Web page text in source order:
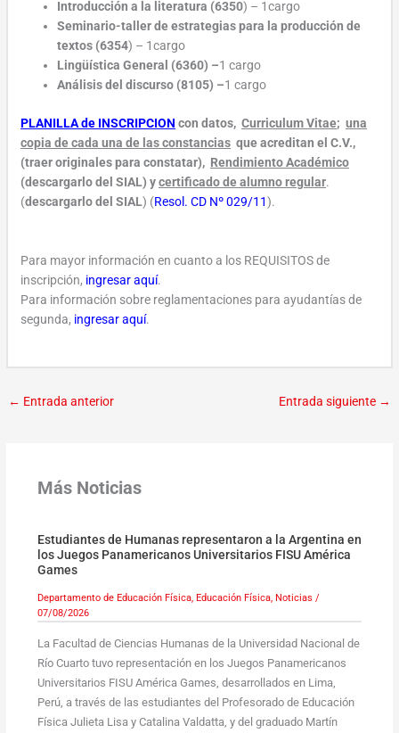
Introducción a la literatura (6350) – 1cargo
Seminario-taller de estrategias para la producción de
textos (6354) – 1cargo
Lingüística General (6360) –1 cargo
Análisis del discurso (8105) –1 cargo
PLANILLA de INSCRIPCION con datos,Curriculum Vitae;una
copia de cada una de las constancias que acreditan el C.V.,
(traer originales para constatar), Rendimiento Académico
(descargarlo del SIAL) ycertificado de alumno regular.
(descargarlo del SIAL) (Resol. CD Nº 029/11).
Para mayor información en cuanto a los REQUISITOS de
inscripción, ingresar aquí.
Para información sobre reglamentaciones para ayudantías de
segunda, ingresar aquí.
← Entrada anterior Entrada siguiente →
Más Noticias
Estudiantes de Humanas representaron a la Argentina en
los Juegos Panamericanos Universitarios FISU América
Games
Departamento de Educación Física, Educación Física, Noticias /
07/08/2026
La Facultad de Ciencias Humanas de la Universidad Nacional de
Río Cuarto tuvo representación en los Juegos Panamericanos
Universitarios FISU América Games, desarrollados en Lima,
Perú, a través de las estudiantes del Profesorado de Educación
Física Julieta Lisa y Catalina Valdatta, y del graduado Martín